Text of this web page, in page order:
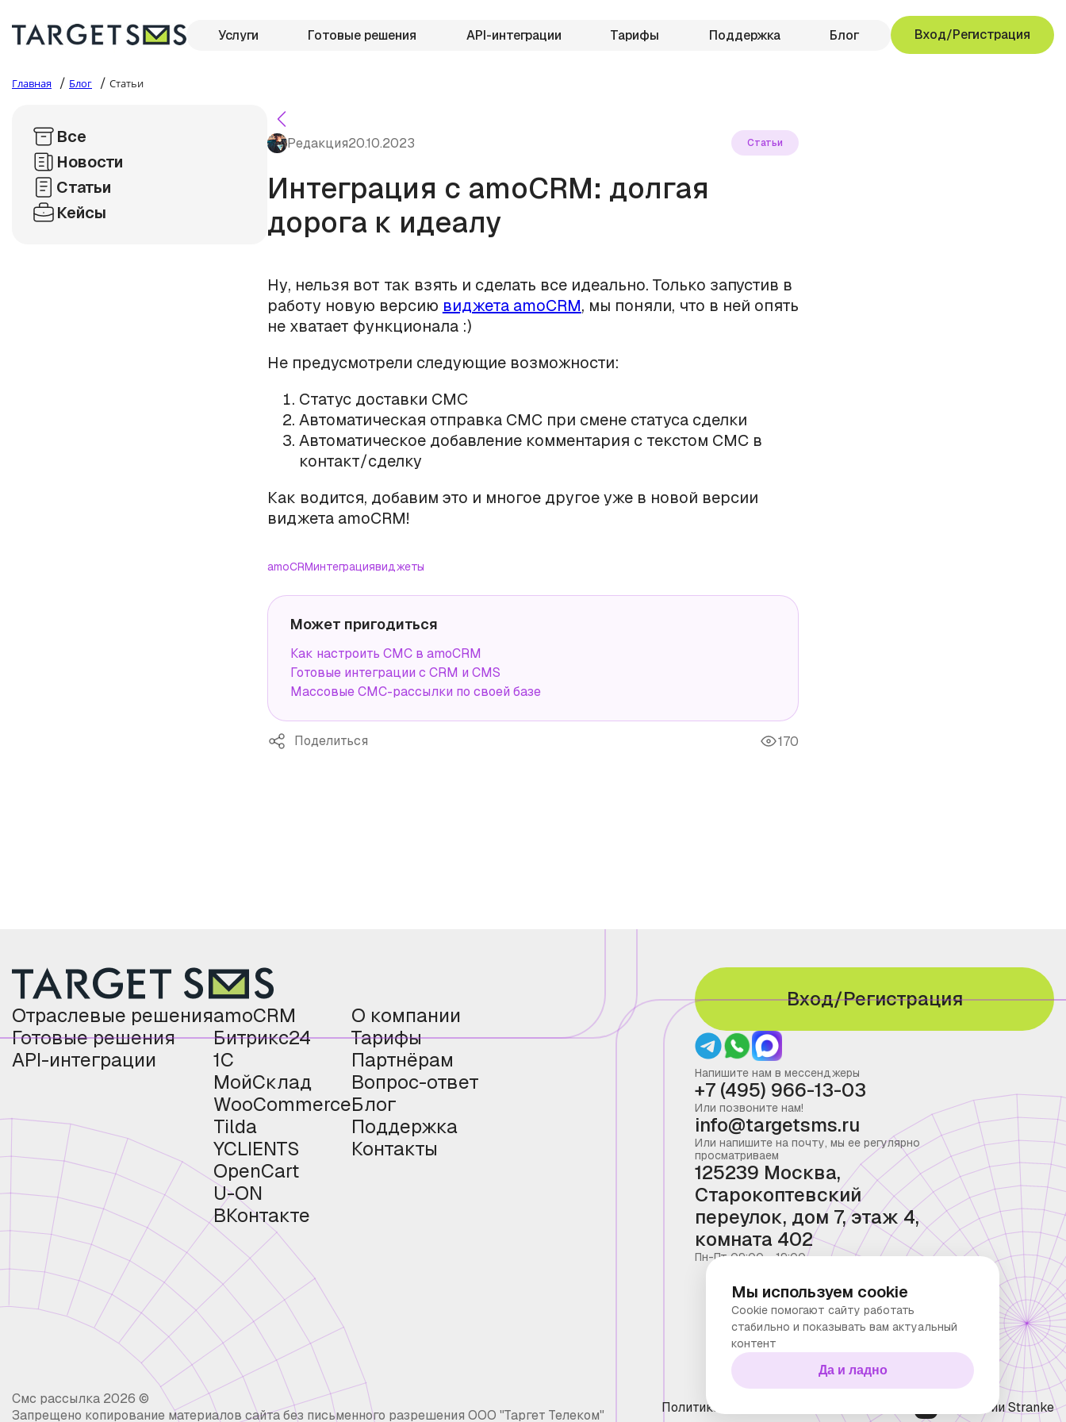
Услуги Готовые решения API-интеграции Тарифы Поддержка Блог Вход/Регистрация
Главная / Блог / Статьи
Все
Новости
Статьи
Кейсы
Редакция20.10.2023 Статьи
Интеграция с amoCRM: долгая
дорога к идеалу
Ну, нельзя вот так взять и сделать все идеально. Только запустив в
работу новую версию виджета amoCRM, мы поняли, что в ней опять
не хватает функционала :)
Не предусмотрели следующие возможности:
Статус доставки СМС
Автоматическая отправка СМС при смене статуса сделки
Автоматическое добавление комментария с текстом СМС в
контакт/сделку
Как водится, добавим это и многое другое уже в новой версии
виджета amoCRM!
amoCRMинтеграциявиджеты
Может пригодиться
Как настроить СМС в amoCRM
Готовые интеграции с CRM и CMS
Массовые СМС-рассылки по своей базе
Поделиться 170
Отраслевые решения
Готовые решения
API-интеграции
amoCRM
Битрикс24
1С
МойСклад
WooCommerce
Tilda
YCLIENTS
OpenCart
U-ON
ВКонтакте
О компании
Тарифы
Партнёрам
Вопрос-ответ
Блог
Поддержка
Контакты
Вход/Регистрация
Напишите нам в мессенджеры
+7 (495) 966-13-03
Или позвоните нам!
info@targetsms.ru
Или напишите на почту, мы ее регулярно
просматриваем
125239 Москва,
Старокоптевский
переулок, дом 7, этаж 4,
комната 402
Пн-Пт 09:00 - 19:00
Смс рассылка 2026 ©
Запрещено копирование материалов сайта без письменного разрешения ООО "Таргет Телеком"
Политика конфиденциальности Технологии Stranke
Мы используем cookie
Cookie помогают сайту работать
стабильно и показывать вам актуальный
контент
Да и ладно